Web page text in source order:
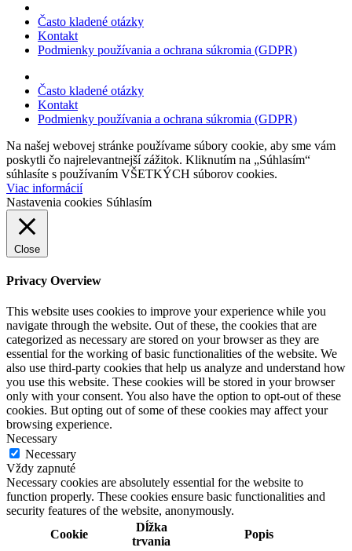
Často kladené otázky
Kontakt
Podmienky používania a ochrana súkromia (GDPR)
Často kladené otázky
Kontakt
Podmienky používania a ochrana súkromia (GDPR)
Na našej webovej stránke používame súbory cookie, aby sme vám
poskytli čo najrelevantnejší zážitok. Kliknutím na „Súhlasím“
súhlasíte s používaním VŠETKÝCH súborov cookies.
Viac informácií
Nastavenia cookies Súhlasím
Close
Privacy Overview
This website uses cookies to improve your experience while you
navigate through the website. Out of these, the cookies that are
categorized as necessary are stored on your browser as they are
essential for the working of basic functionalities of the website. We
also use third-party cookies that help us analyze and understand how
you use this website. These cookies will be stored in your browser
only with your consent. You also have the option to opt-out of these
cookies. But opting out of some of these cookies may affect your
browsing experience.
Necessary
Necessary
Vždy zapnuté
Necessary cookies are absolutely essential for the website to
function properly. These cookies ensure basic functionalities and
security features of the website, anonymously.
Cookie
Dĺžka
trvania
Popis